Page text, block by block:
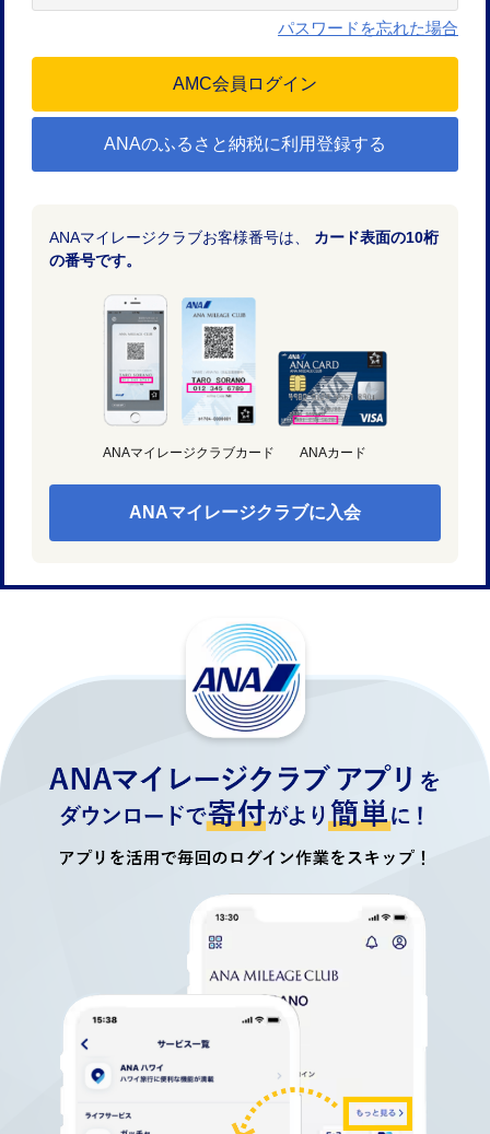
パスワードを忘れた場合
ANAのふるさと納税に利用登録する
ANAマイレージクラブお客様番号は、 カード表面の10桁
の番号です。
ANAマイレージクラブカード ANAカード
ANAマイレージクラブに入会